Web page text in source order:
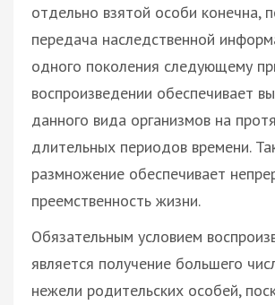
отдельно взятой особи конечна,
передача наследственной
одного поколения следующему
воспроизведении обеспечивает
данного вида организмов на
длительных периодов времени.
размножение обеспечивает
преемственность жизни.
Обязательным условием
является получение большего
нежели родительских особей,